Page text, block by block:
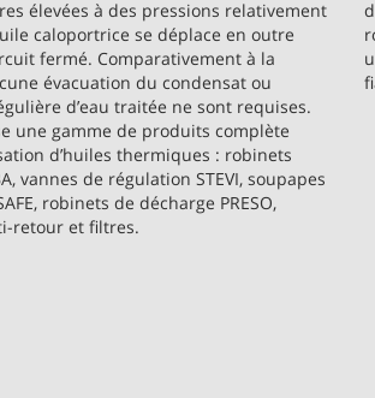
élevées à des pressions relativement
caloportrice se déplace en outre
fermé. Comparativement à la
évacuation du condensat ou
d’eau traitée ne sont requises.
une gamme de produits complète
d’huiles thermiques : robinets
vannes de régulation STEVI, soupapes
robinets de décharge PRESO,
retour et filtres.